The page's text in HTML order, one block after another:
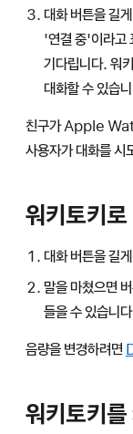
대화 버튼을 길
'연결 중'이라고
기다립니다. 워
대화할 수 있습
친구가 Apple
사용자가 대화를 시
워키토키
대화 버튼을 길
말을 마쳤으면
들을 수 있습니
음량을 변경하려면
워키토키를